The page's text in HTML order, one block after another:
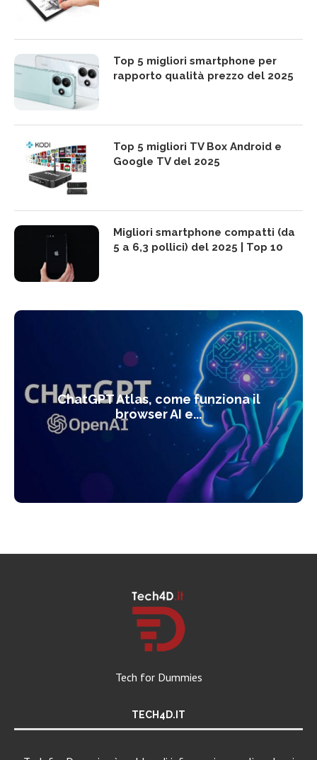
Top 5 migliori smartphone per
rapporto qualità prezzo del 2025
Top 5 migliori TV Box Android e
Google TV del 2025
Migliori smartphone compatti (da
5 a 6,3 pollici) del 2025 | Top 10
ChatGPT Atlas, come funziona il
browser AI e...
Tech for Dummies
TECH4D.IT